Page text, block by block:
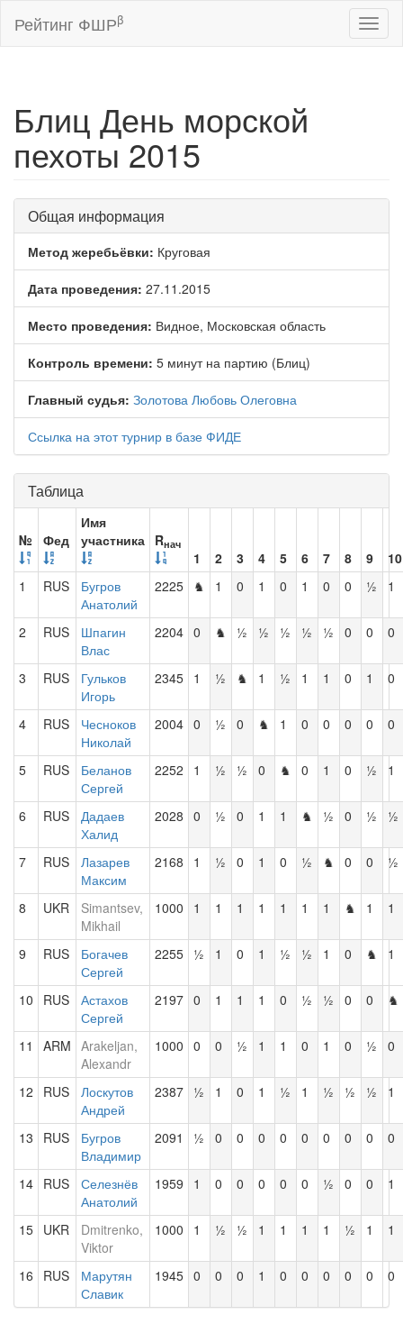
Рейтинг ФШРβ
Блиц День морской
пехоты 2015
Общая информация
Метод жеребьёвки: Круговая
Дата проведения: 27.11.2015
Место проведения: Видное, Московская область
Контроль времени: 5 минут на партию (Блиц)
Главный судья: Золотова Любовь Олеговна
Ссылка на этот турнир в базе ФИДЕ
Таблица
№ Фед
Имя
участника Rнач
1 2 3 4 5 6 7 8 9
10
1
RUS
Бугров
Анатолий
2225 ♞ 1 0 1 0 1 0 0 ½ 1
2 RUS
Шпагин
Влас
2204 0 ♞ ½ ½ ½ ½ ½ 0 0 0
3 RUS
Гульков
Игорь
2345 1 ½ ♞ 1 ½ 1 1 0 1 0
4 RUS
Чесноков
Николай
2004 0 ½ 0 ♞ 1 0 0 0 0 0
5 RUS
Беланов
Сергей
2252 1 ½ ½ 0 ♞ 0 1 0 ½ 1
6 RUS
Дадаев
Халид
2028 0 ½ 0 1 1 ♞ ½ 0 ½ ½
7 RUS
Лазарев
Максим
2168 1 ½ 0 1 0 ½ ♞ 0 0 ½
8 UKR
Simantsev,
Mikhail
1000 1 1 1 1 1 1 1 ♞ 1 1
9 RUS
Богачев
Сергей
2255 ½ 1 0 1 ½ ½ 1 0 ♞ 1
10 RUS
Астахов
Сергей
2197 0 1 1 1 0 ½ ½ 0 0 ♞
11 ARM Arakeljan,
Alexandr
1000 0 0 ½ 1 1 0 1 0 ½ 0
12 RUS
Лоскутов
Андрей
2387 ½ 1 0 1 ½ 1 ½ ½ ½ 1
13 RUS
Бугров
Владимир
2091 ½ 0 0 0 0 0 0 0 0 0
14 RUS
Селезнёв
Анатолий
1959 1 0 0 0 0 0 ½ 0 0 1
15 UKR
Dmitrenko,
Viktor
1000 1 ½ ½ 1 1 1 1 ½ 1 1
16 RUS
Марутян
Славик
1945 0 0 0 1 0 0 0 0 0 0